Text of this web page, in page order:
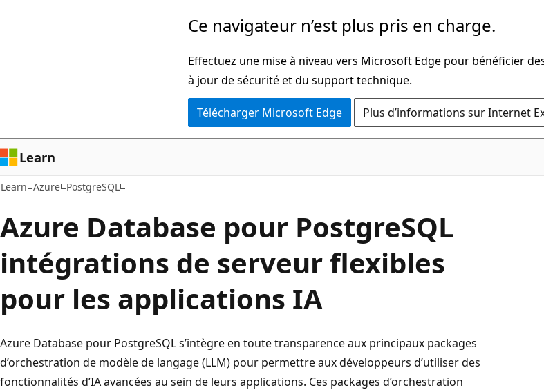
Ce navigateur n’est plus pris en charge.
Effectuez une mise à niveau vers Microsoft Edge pour bénéficier
à jour de sécurité et du support technique.
Télécharger Microsoft Edge Plus d’informations sur Internet
Learn
Learn Azure PostgreSQL
Azure Database pour PostgreSQL
intégrations de serveur flexibles
pour les applications IA
Azure Database pour PostgreSQL s’intègre en toute transparence aux principaux packages
d’orchestration de modèle de langage (LLM) pour permettre aux développeurs d’utiliser des
fonctionnalités d’IA avancées au sein de leurs applications. Ces packages d’orchestration